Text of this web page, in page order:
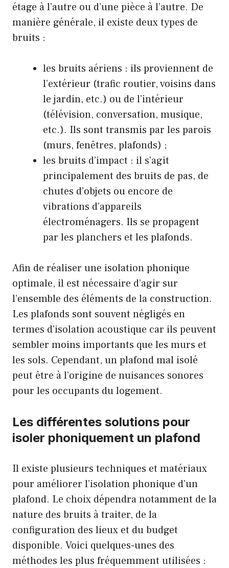
étage à l’autre ou d’une pièce à l’autre. De
manière générale, il existe deux types de
bruits :
les bruits aériens : ils proviennent de
l’extérieur (trafic routier, voisins dans
le jardin, etc.) ou de l’intérieur
(télévision, conversation, musique,
etc.). Ils sont transmis par les parois
(murs, fenêtres, plafonds) ;
les bruits d’impact : il s’agit
principalement des bruits de pas, de
chutes d’objets ou encore de
vibrations d’appareils
électroménagers. Ils se propagent
par les planchers et les plafonds.
Afin de réaliser une isolation phonique
optimale, il est nécessaire d’agir sur
l’ensemble des éléments de la construction.
Les plafonds sont souvent négligés en
termes d’isolation acoustique car ils peuvent
sembler moins importants que les murs et
les sols. Cependant, un plafond mal isolé
peut être à l’origine de nuisances sonores
pour les occupants du logement.
Les différentes solutions pour
isoler phoniquement un plafond
Il existe plusieurs techniques et matériaux
pour améliorer l’isolation phonique d’un
plafond. Le choix dépendra notamment de la
nature des bruits à traiter, de la
configuration des lieux et du budget
disponible. Voici quelques-unes des
méthodes les plus fréquemment utilisées :